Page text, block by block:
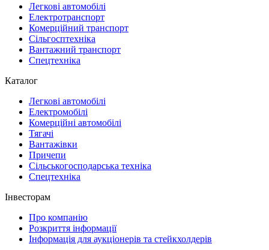
Легкові автомобілі
Електротранспорт
Комерційний транспорт
Сільгосптехніка
Вантажний транспорт
Спецтехніка
Каталог
Легкові автомобілі
Електромобілі
Комерційні автомобілі
Тягачі
Вантажівки
Причепи
Сільськогосподарська техніка
Спецтехніка
Інвесторам
Про компанію
Розкриття інформації
Інформація для аукціонерів та стейкхолдерів